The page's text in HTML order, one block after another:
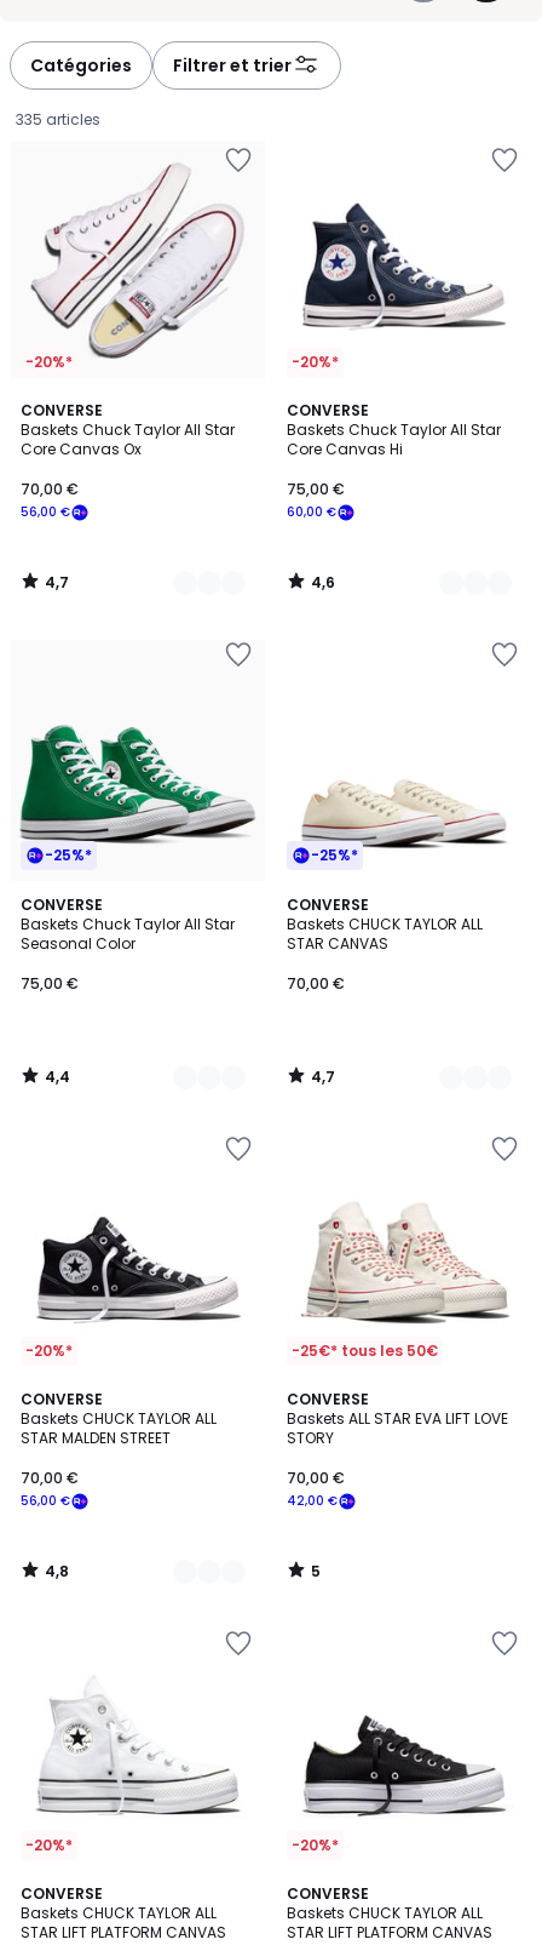
déclinaisons les plus actuelles.
Catégories Filtrer et trier
335 articles
-20%*
CONVERSE
Baskets Chuck Taylor All Star
Core Canvas Ox
€
souscrivez
notre
programme
56,00
€.
56,00 €
70,00 €
4,7
/ 5
7
Couleurs
4,7
/
-20%*
CONVERSE
Baskets Chuck Taylor All Star
Core Canvas Hi
60,00 €
75,00 €
4,6
/ 5
7
Couleurs
4,6
/
-25%*
CONVERSE
Baskets Chuck Taylor All Star
Seasonal Color
75,00 €
4,4
/ 5
13
Couleurs
4,4
/
-25%*
CONVERSE
Baskets CHUCK TAYLOR ALL
STAR CANVAS
70,00 €
4,7
/ 5
5
Couleurs
4,7
/
-20%*
CONVERSE
Baskets CHUCK TAYLOR ALL
STAR MALDEN STREET
56,00 €
70,00 €
4,8
/ 5
2
Couleurs
4,8
/
-25€* tous les 50€
CONVERSE
Baskets ALL STAR EVA LIFT LOVE
STORY
42,00 €
70,00 €
5
/
5
5
/
-20%*
CONVERSE
Baskets CHUCK TAYLOR ALL
STAR LIFT PLATFORM CANVAS
4,8
/ 5
2
Couleurs
-20%*
CONVERSE
Baskets CHUCK TAYLOR ALL
STAR LIFT PLATFORM CANVAS
4,6
/ 5
2
Couleurs